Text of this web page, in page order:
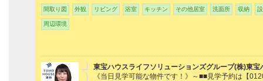
間取り図 外観 リビング 浴室 キッチン その他居室 洗面所 収納
周辺環境
東宝ハウスライフソリューションズグループ(株)東宝
《当日見学可能な物件です！》～■■見学予約は【